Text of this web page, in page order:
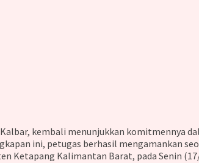
kembali menunjukkan komitmennya
ini, petugas berhasil mengamankan
Ketapang Kalimantan Barat, pada Senin